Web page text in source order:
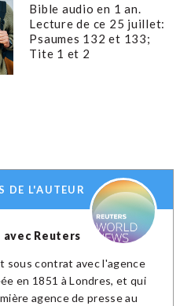
Bible audio en 1 an.
Lecture de ce 25 juillet:
Psaumes 132 et 133;
Tite 1 et 2
DE L'AUTEUR
Reuters
sous contrat avec l'agence
en 1851 à Londres, et qui
agence de presse au